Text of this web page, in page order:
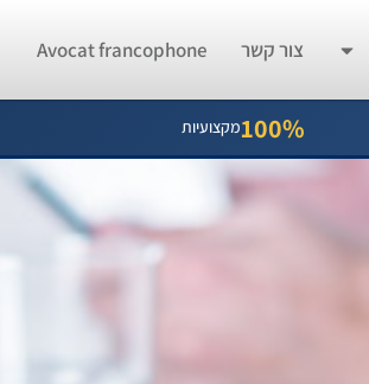
צור קשר Avocat francophone
100%מקצועיות